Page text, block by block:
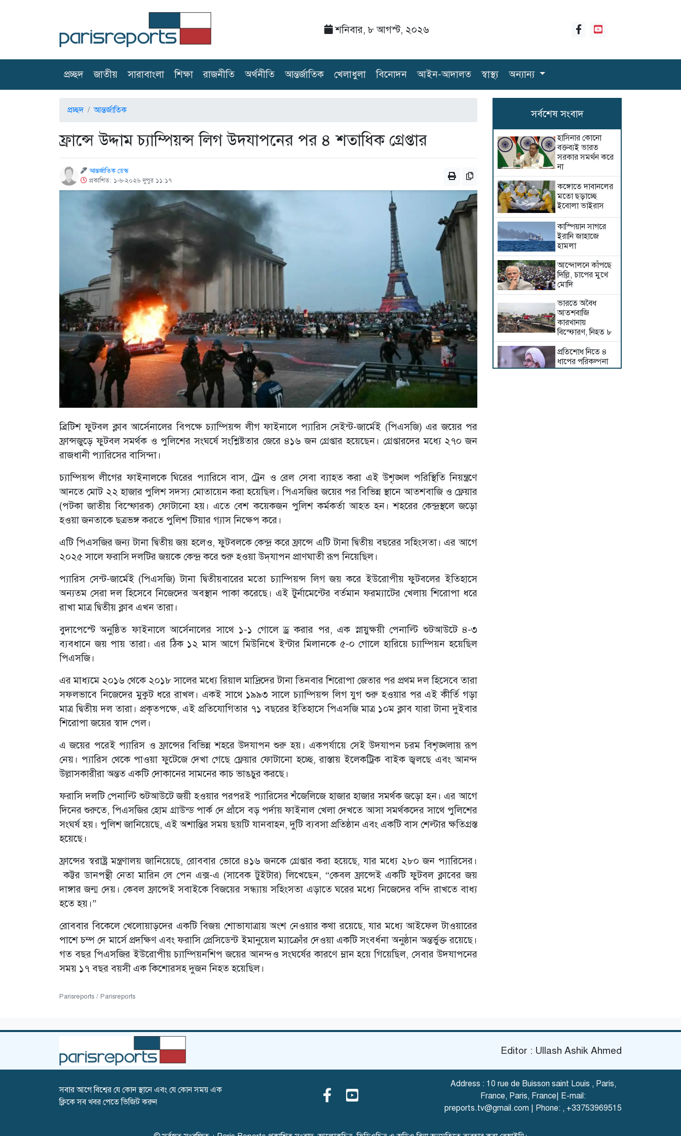
শনিবার, ৮ আগস্ট, ২০২৬
প্রচ্ছদ(current)
জাতীয় সারাবাংলা শিক্ষা রাজনীতি অর্থনীতি আন্তর্জাতিক খেলাধুলা বিনোদন আইন-আদালত স্বাস্থ্য অন্যান্য
প্রচ্ছদ আন্তর্জাতিক
ফ্রান্সে উদ্দাম চ্যাম্পিয়ন্স লিগ উদযাপনের পর ৪ শতাধিক গ্রেপ্তার
আন্তর্জাতিক ডেস্ক
প্রকাশিত: ১-৬-২০২৬ দুপুর ১১:১৭
ব্রিটিশ ফুটবল ক্লাব আর্সেনালের বিপক্ষে চ্যাম্পিয়ন্স লীগ ফাইনালে প্যারিস সেইন্ট-জার্মেই (পিএসজি) এর জয়ের পর
ফ্রান্সজুড়ে ফুটবল সমর্থক ও পুলিশের সংঘর্ষে সংশ্লিষ্টতার জেরে ৪১৬ জন গ্রেপ্তার হয়েছেন। গ্রেপ্তারদের মধ্যে ২৭০ জন
রাজধানী প্যারিসের বাসিন্দা।
চ্যাম্পিয়ন্স লীগের ফাইনালকে ঘিরের প্যারিসে বাস, ট্রেন ও রেল সেবা ব্যাহত করা এই উশৃঙ্খল পরিস্থিতি নিয়ন্ত্রণে
আনতে মোট ২২ হাজার পুলিশ সদস্য মোতায়েন করা হয়েছিল। পিএসজির জয়ের পর বিভিন্ন স্থানে আতশবাজি ও ফ্লেয়ার
(পটকা জাতীয় বিস্ফোরক) ফোটানো হয়। এতে বেশ কয়েকজন পুলিশ কর্মকর্তা আহত হন। শহরের কেন্দ্রস্থলে জড়ো
হওয়া জনতাকে ছত্রভঙ্গ করতে পুলিশ টিয়ার গ্যাস নিক্ষেপ করে।
এটি পিএসজির জন্য টানা দ্বিতীয় জয় হলেও, ফুটবলকে কেন্দ্র করে ফ্রান্সে এটি টানা দ্বিতীয় বছরের সহিংসতা। এর আগে
২০২৫ সালে ফরাসি দলটির জয়কে কেন্দ্র করে শুরু হওয়া উদ্‌যাপন প্রাণঘাতী রূপ নিয়েছিল।
প্যারিস সেন্ট-জার্মেই (পিএসজি) টানা দ্বিতীয়বারের মতো চ্যাম্পিয়ন্স লিগ জয় করে ইউরোপীয় ফুটবলের ইতিহাসে
অন্যতম সেরা দল হিসেবে নিজেদের অবস্থান পাকা করেছে। এই টুর্নামেন্টের বর্তমান ফরম্যাটের খেলায় শিরোপা ধরে
রাখা মাত্র দ্বিতীয় ক্লাব এখন তারা।
বুদাপেস্টে অনুষ্ঠিত ফাইনালে আর্সেনালের সাথে ১-১ গোলে ড্র করার পর, এক স্নায়ুক্ষয়ী পেনাল্টি শুটআউটে ৪-৩
ব্যবধানে জয় পায় তারা। এর ঠিক ১২ মাস আগে মিউনিখে ইন্টার মিলানকে ৫-০ গোলে হারিয়ে চ্যাম্পিয়ন হয়েছিল
পিএসজি।
এর মাধ্যমে ২০১৬ থেকে ২০১৮ সালের মধ্যে রিয়াল মাদ্রিদের টানা তিনবার শিরোপা জেতার পর প্রথম দল হিসেবে তারা
সফলভাবে নিজেদের মুকুট ধরে রাখল। একই সাথে ১৯৯৩ সালে চ্যাম্পিয়ন্স লিগ যুগ শুরু হওয়ার পর এই কীর্তি গড়া
মাত্র দ্বিতীয় দল তারা। প্রকৃতপক্ষে, এই প্রতিযোগিতার ৭১ বছরের ইতিহাসে পিএসজি মাত্র ১০ম ক্লাব যারা টানা দুইবার
শিরোপা জয়ের স্বাদ পেল।
এ জয়ের পরেই প্যারিস ও ফ্রান্সের বিভিন্ন শহরে উদযাপন শুরু হয়। একপর্যায়ে সেই উদযাপন চরম বিশৃঙ্খলায় রূপ
নেয়। প্যারিস থেকে পাওয়া ফুটেজে দেখা গেছে ফ্লেয়ার ফোটানো হচ্ছে, রাস্তায় ইলেকট্রিক বাইক জ্বলছে এবং আনন্দ
উল্লাসকারীরা অন্তত একটি দোকানের সামনের কাচ ভাঙচুর করছে।
ফরাসি দলটি পেনাল্টি শুটআউটে জয়ী হওয়ার পরপরই প্যারিসের শঁজেলিজে হাজার হাজার সমর্থক জড়ো হন। এর আগে
দিনের শুরুতে, পিএসজির হোম গ্রাউন্ড পার্ক দে প্রাঁসে বড় পর্দায় ফাইনাল খেলা দেখতে আসা সমর্থকদের সাথে পুলিশের
সংঘর্ষ হয়। পুলিশ জানিয়েছে, এই অশান্তির সময় ছয়টি যানবাহন, দুটি ব্যবসা প্রতিষ্ঠান এবং একটি বাস শেল্টার ক্ষতিগ্রস্ত
হয়েছে।
ফ্রান্সের স্বরাষ্ট্র মন্ত্রণালয় জানিয়েছে, রোববার ভোরে ৪১৬ জনকে গ্রেপ্তার করা হয়েছে, যার মধ্যে ২৮০ জন প্যারিসের।
কট্টর ডানপন্থী নেতা মারিন লে পেন এক্স-এ (সাবেক টুইটার) লিখেছেন, “কেবল ফ্রান্সেই একটি ফুটবল ক্লাবের জয়
দাঙ্গার জন্ম দেয়। কেবল ফ্রান্সেই সবাইকে বিজয়ের সন্ধ্যায় সহিংসতা এড়াতে ঘরের মধ্যে নিজেদের বন্দি রাখতে বাধ্য
হতে হয়।”
রোববার বিকেলে খেলোয়াড়দের একটি বিজয় শোভাযাত্রায় অংশ নেওয়ার কথা রয়েছে, যার মধ্যে আইফেল টাওয়ারের
পাশে চম্প দে মার্সে প্রদক্ষিণ এবং ফরাসি প্রেসিডেন্ট ইমানুয়েল ম্যাক্রোঁর দেওয়া একটি সংবর্ধনা অনুষ্ঠান অন্তর্ভুক্ত রয়েছে।
গত বছর পিএসজির ইউরোপীয় চ্যাম্পিয়নশিপ জয়ের আনন্দও সংঘর্ষের কারণে ম্লান হয়ে গিয়েছিল, সেবার উদযাপনের
সময় ১৭ বছর বয়সী এক কিশোরসহ দুজন নিহত হয়েছিল।
Parisreports / Parisreports
সর্বশেষ সংবাদ
হাসিনার কোনো
বক্তব্যই ভারত
সরকার সমর্থন করে
না
কঙ্গোতে দাবানলের
মতো ছড়াচ্ছে
ইবোলা ভাইরাস
কাস্পিয়ান সাগরে
ইরানি জাহাজে
হামলা
আন্দোলনে কাঁপছে
দিল্লি, চাপের মুখে
মোদি
ভারতে অবৈধ
আতশবাজি
কারখানায়
বিস্ফোরণ, নিহত ৮
প্রতিশোধ নিতে ৪
ধাপের পরিকল্পনা
তেহরানের
Editor : Ullash Ashik Ahmed
সবার আগে বিশ্বের যে কোন স্থানে এবং যে কোন সময় এক
ক্লিকে সব খবর পেতে ভিজিট করুন
Address : 10 rue de Buisson saint Louis , Paris,
France, Paris, France| E-mail:
preports.tv@gmail.com | Phone: , +33753969515